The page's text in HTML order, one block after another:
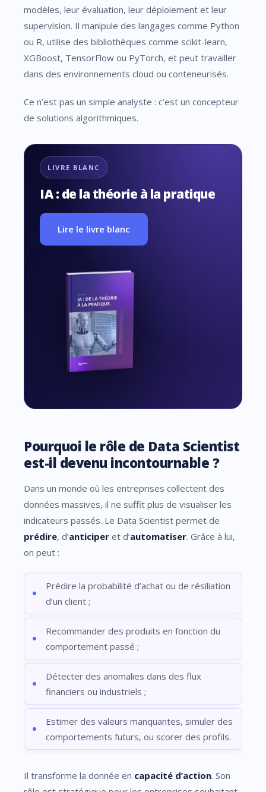
modèles, leur évaluation, leur déploiement et leur
supervision. Il manipule des langages comme Python
ou R, utilise des bibliothèques comme scikit-learn,
XGBoost, TensorFlow ou PyTorch, et peut travailler
dans des environnements cloud ou conteneurisés.
Ce n’est pas un simple analyste : c’est un concepteur
de solutions algorithmiques.
LIVRE BLANC
IA : de la théorie à la pratique
Lire le livre blanc
Pourquoi le rôle de Data Scientist
est-il devenu incontournable ?
Dans un monde où les entreprises collectent des
données massives, il ne suffit plus de visualiser les
indicateurs passés. Le Data Scientist permet de
prédire, d’anticiper et d’automatiser. Grâce à lui,
on peut :
Prédire la probabilité d’achat ou de résiliation
d’un client ;
Recommander des produits en fonction du
comportement passé ;
Détecter des anomalies dans des flux
financiers ou industriels ;
Estimer des valeurs manquantes, simuler des
comportements futurs, ou scorer des profils.
Il transforme la donnée en capacité d’action. Son